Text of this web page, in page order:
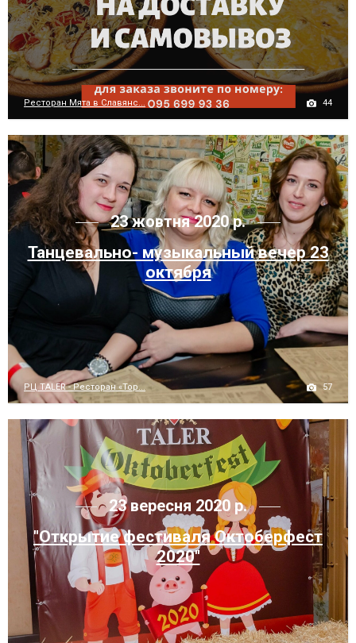
Ресторан Мята в Славянс... 44
23 жовтня 2020 р.
Танцевально- музыкальный вечер 23
октября
РЦ TALER - Ресторан «Тор... 57
23 вересня 2020 р.
"Открытие фестиваля Октоберфест
2020"